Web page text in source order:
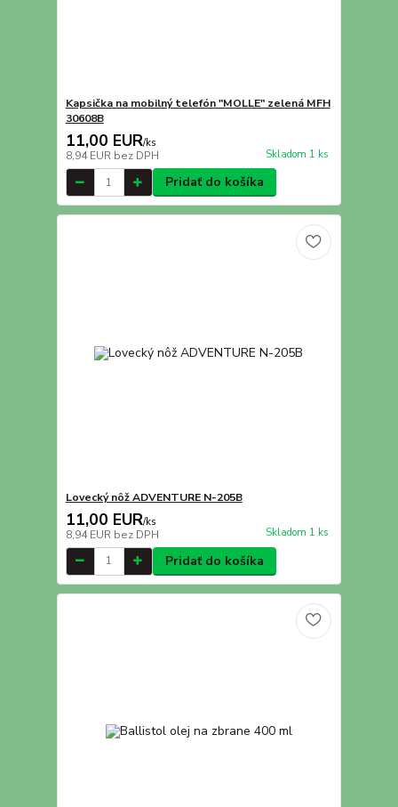
Kapsička na mobilný telefón "MOLLE" zelená MFH
30608B
11,00 EUR/ks
8,94 EUR bez DPH Skladom 1 ks
Pridať do košíka
Lovecký nôž ADVENTURE N-205B
11,00 EUR/ks
8,94 EUR bez DPH Skladom 1 ks
Pridať do košíka